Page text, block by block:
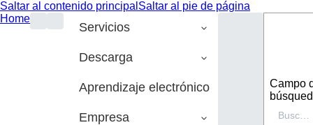
Saltar al contenido principal Saltar al pie de página
Home
Servicios
Descarga
Aprendizaje electrónico
Empresa
Campo